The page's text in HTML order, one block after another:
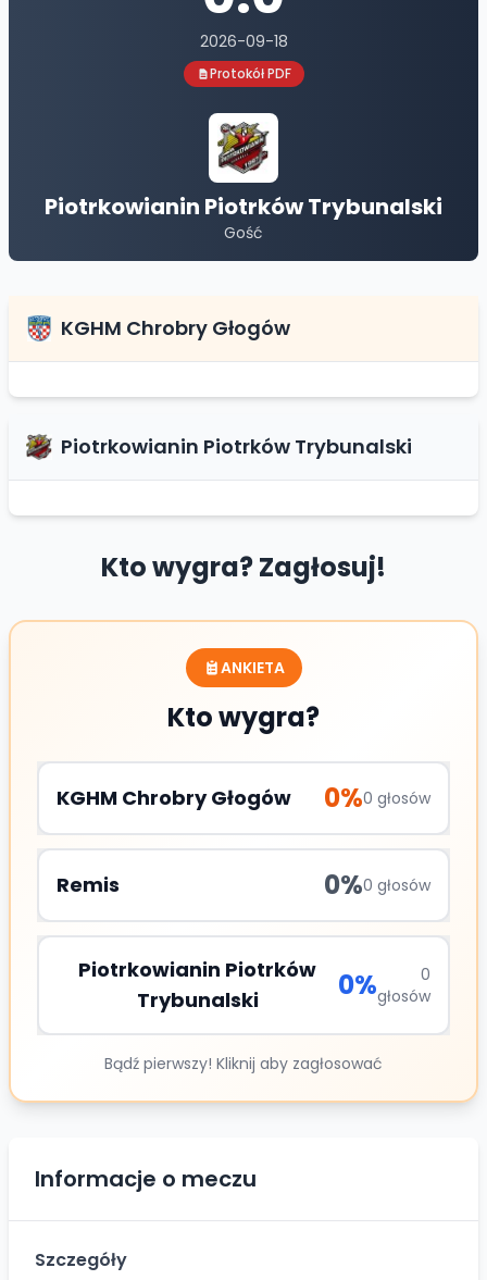
2026-09-18
Protokół PDF
Piotrkowianin Piotrków Trybunalski
Gość
KGHM Chrobry Głogów
Piotrkowianin Piotrków Trybunalski
Kto wygra? Zagłosuj!
ANKIETA
Kto wygra?
KGHM Chrobry Głogów 0%0 głosów
Remis 0%0 głosów
Piotrkowianin Piotrków
Trybunalski
0%
0
głosów
Bądź pierwszy! Kliknij aby zagłosować
Informacje o meczu
Szczegóły